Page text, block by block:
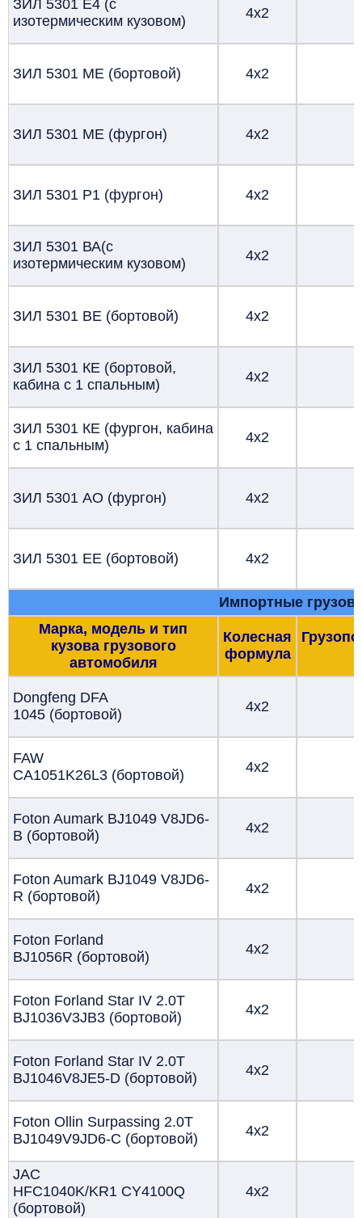
ЗИЛ 5301 Е4 (с
изотермическим кузовом)
4х2
ЗИЛ 5301 МЕ (бортовой) 4х2
ЗИЛ 5301 МЕ (фургон) 4х2
ЗИЛ 5301 Р1 (фургон) 4х2
ЗИЛ 5301 ВА(с
изотермическим кузовом)
4х2
ЗИЛ 5301 ВЕ (бортовой) 4х2
ЗИЛ 5301 КЕ (бортовой,
кабина с 1 спальным)
4х2
ЗИЛ 5301 КЕ (фургон, кабина
с 1 спальным)
4х2
ЗИЛ 5301 АО (фургон) 4х2
ЗИЛ 5301 ЕЕ (бортовой) 4х2
Импортные
Марка, модель и тип
кузова грузового
автомобиля
Колесная
формула
Dongfeng DFA
1045 (бортовой)
4х2
FAW
CA1051K26L3 (бортовой)
4х2
Foton Aumark BJ1049 V8JD6-
B (бортовой)
4х2
Foton Aumark BJ1049 V8JD6-
R (бортовой)
4х2
Foton Forland
BJ1056R (бортовой)
4х2
Foton Forland Star IV 2.0T
BJ1036V3JB3 (бортовой)
4х2
Foton Forland Star IV 2.0T
BJ1046V8JE5-D (бортовой)
4х2
Foton Ollin Surpassing 2.0T
BJ1049V9JD6-C (бортовой)
4х2
JAC
HFC1040K/KR1 CY4100Q
(бортовой)
4х2